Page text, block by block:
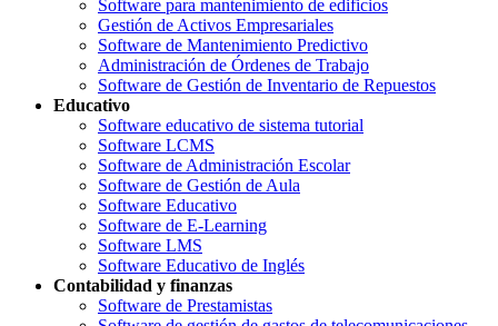
Software para mantenimiento de edificios
Gestión de Activos Empresariales
Software de Mantenimiento Predictivo
Administración de Órdenes de Trabajo
Software de Gestión de Inventario de Repuestos
Educativo
Software educativo de sistema tutorial
Software LCMS
Software de Administración Escolar
Software de Gestión de Aula
Software Educativo
Software de E-Learning
Software LMS
Software Educativo de Inglés
Contabilidad y finanzas
Software de Prestamistas